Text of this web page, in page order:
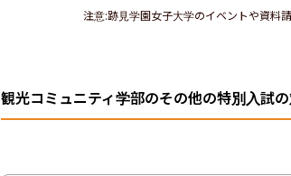
注意:跡見学園女子大学のイベントや資料
観光コミュニティ学部のその他の特別入試